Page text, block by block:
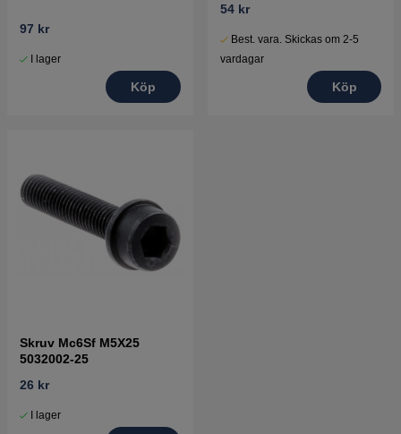
97 kr
I lager
Köp
54 kr
Best. vara. Skickas om 2-5
vardagar
Köp
Skruv Mc6Sf M5X25
5032002-25
26 kr
I lager